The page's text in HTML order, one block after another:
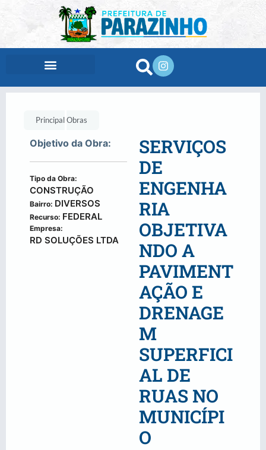
PrincipalObras
Objetivo da Obra:
Tipo da Obra:
CONSTRUÇÃO
Bairro: DIVERSOS
Recurso: FEDERAL
Empresa:
RD SOLUÇÕES LTDA
SERVIÇOS
DE
ENGENHA
RIA
OBJETIVA
NDO A
PAVIMENT
AÇÃO E
DRENAGE
M
SUPERFICI
AL DE
RUAS NO
MUNICÍPI
O